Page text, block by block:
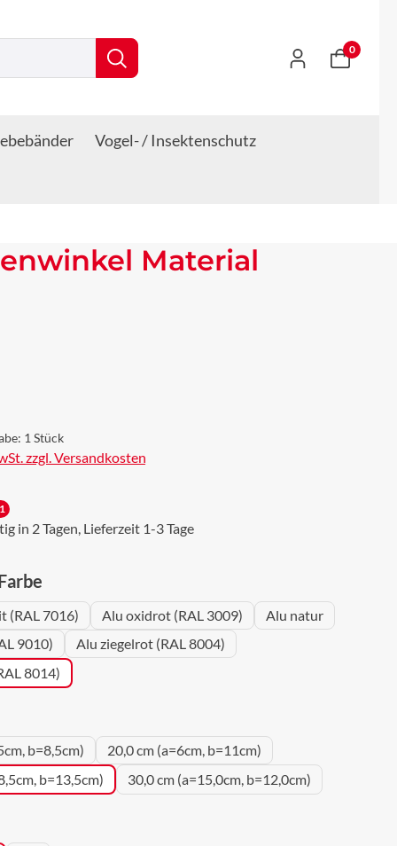
0
Vogel- / Insektenschutz
Material
1 Stück
zzgl. Versandkosten
in 2 Tagen, Lieferzeit 1-3 Tage
auswählen
(RAL 7016) Alu oxidrot (RAL 3009)
Alu natur
9010)
Alu ziegelrot (RAL 8004)
8014)
b=8,5cm)
20,0 cm (a=6cm, b=11cm)
b=13,5cm)
30,0 cm (a=15,0cm, b=12,0cm)